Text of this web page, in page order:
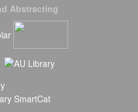
Abstracting